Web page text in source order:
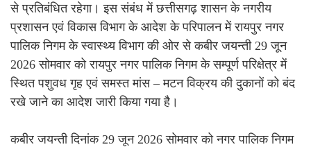
से प्रतिबंधित रहेगा। इस संबंध में छत्तीसगढ़ शासन के नगरीय
प्रशासन एवं विकास विभाग के आदेश के परिपालन में रायपुर नगर
पालिक निगम के स्वास्थ्य विभाग की ओर से कबीर जयन्ती 29 जून
2026 सोमवार को रायपुर नगर पालिक निगम के सम्पूर्ण परिक्षेत्र में
स्थित पशुवध गृह एवं समस्त मांस – मटन विक्रय की दुकानों को बंद
रखे जाने का आदेश जारी किया गया है।
कबीर जयन्ती दिनांक 29 जून 2026 सोमवार को नगर पालिक निगम